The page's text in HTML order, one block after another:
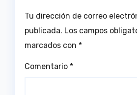
Tu dirección de correo
publicada. Los campos
marcados con *
Comentario *